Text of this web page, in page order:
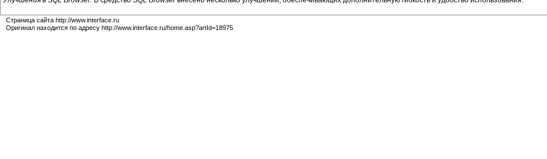
Страница сайта http://www.interface.ru
Оригинал находится по адресу http://www.interface.ru/home.asp?artId=18975